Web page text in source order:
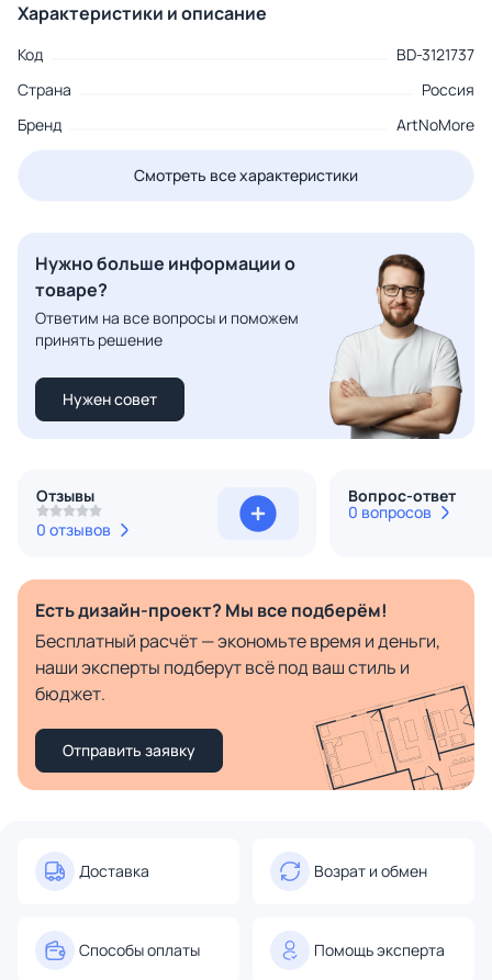
Характеристики и описание
Код
BD-3121737
Страна
Россия
Бренд
ArtNoMore
Смотреть все характеристики
Нужно больше информации о
товаре?
Ответим на все вопросы и поможем
принять решение
Нужен совет
Отзывы
0 отзывов
Вопрос-ответ
0 вопросов
Есть дизайн-проект? Мы все подберём!
Бесплатный расчёт — экономьте время и деньги,
наши эксперты подберут всё под ваш стиль и
бюджет.
Отправить заявку
Доставка Возрат и обмен
Способы оплаты Помощь эксперта